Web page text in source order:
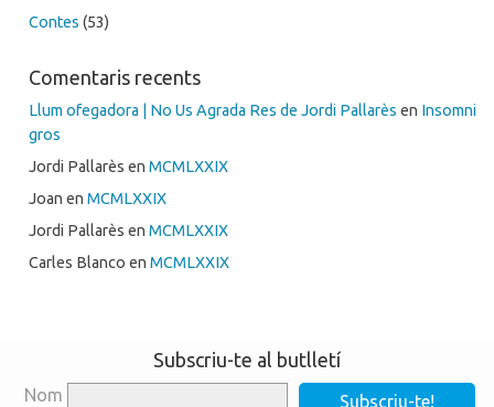
Contes (53)
Comentaris recents
Llum ofegadora | No Us Agrada Res de Jordi Pallarès en Insomni
gros
Jordi Pallarès enMCMLXXIX
Joan enMCMLXXIX
Jordi Pallarès enMCMLXXIX
Carles Blanco enMCMLXXIX
Subscriu-te al butlletí
Nom